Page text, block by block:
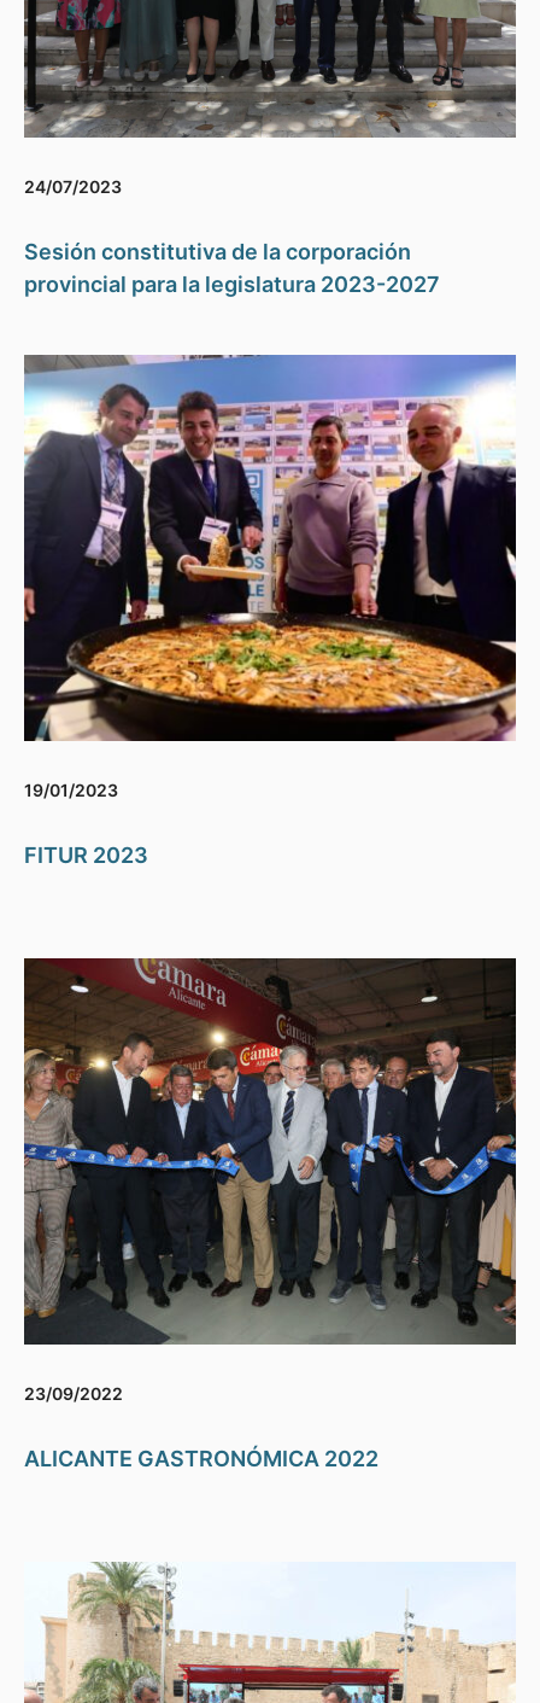
24/07/2023
Sesión constitutiva de la corporación
provincial para la legislatura 2023-2027
19/01/2023
FITUR 2023
23/09/2022
ALICANTE GASTRONÓMICA 2022